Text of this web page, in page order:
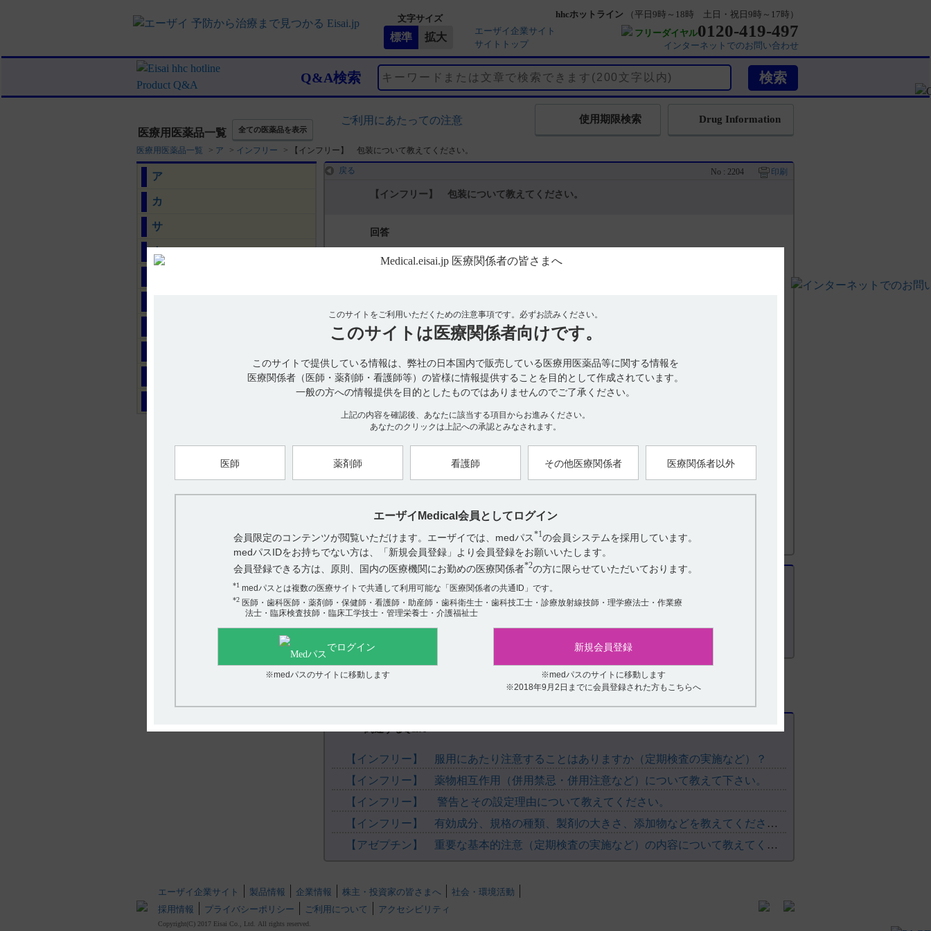
文字サイズ
エーザイ企業サイト
サイトトップ
hhcホットライン
（平日9時～18時 土日・祝日9時～17時）
フリーダイヤル0120-419-497
インターネットでのお問い合わせ
Q&A検索
医療用医薬品一覧 全ての医薬品を表示
ご利用にあたっての注意 Drug Information
使用期限検索
医療用医薬品一覧 > ア > インフリー > 【インフリー】 包装について教えてください。
ア
カ
サ
タ
このサイトをご利用いただくための注意事項です。 必ずお読みください。
このサイトは 医療関係者向けです。
このサイトで提供している情報は、弊社の日本国内で販売している医療用医薬品等に関する情報を
医療関係者（医師・薬剤師・看護師等）の皆様に情報提供することを目的として作成されています。
一般の方への情報提供を目的としたものではありませんのでご了承ください。
上記の内容を確認後、あなたに該当する項目からお進みください。
あなたのクリックは上記への承認とみなされます。
医師 薬剤師 看護師 その他医療関係者 医療関係者以外
エーザイMedical会員としてログイン
会員限定のコンテンツが閲覧いただけます。エーザイでは、medパス*1の会員システムを採用しています。
medパスIDをお持ちでない方は、「新規会員登録」より会員登録をお願いいたします。
会員登録できる方は、原則、国内の医療機関にお勤めの医療関係者*2の方に限らせていただいております。
*1medパスとは複数の医療サイトで共通して利用可能な「医療関係者の共通ID」です。
*2医師・歯科医師・薬剤師・保健師・看護師・助産師・歯科衛生士・歯科技工士・診療放射線技師・理学療法士・作業療
法士・臨床検査技師・臨床工学技士・管理栄養士・介護福祉士
でログイン
※medパスのサイトに移動します
新規会員登録
※medパスのサイトに移動します
※2018年9月2日までに会員登録された方もこちらへ
戻る No : 2204 印刷
【インフリー】 包装について教えてください。
回答
電子添文及びインタビューフォームには、包装に関する以下の記載があります。
100カプセル［10カプセル（PTP）×10、乾燥剤入り］、1,000カプセル［10カプセル（PTP）×100、乾燥剤入
り］
＜インフリーSカプセル200mg＞
セル（PTP）×100］
■容器の材質（引用2）
PTP：ポリプロピレン、アルミ箔
袋：アルミ袋
インフリーSカプセル200mg
PTP：ポリプロピレン、アルミ箔
2）インフリーカプセル100mg・Sカプセル200mgインタビューフォーム 2023年1月改訂（第8版） IV．製剤に
関する項目 10．容器・包装 （4）容器の材質
2024年5月
役に立った
役に立たなかった
関連するQ&A
【インフリー】 服用にあたり注意することはありますか（定期検査の実施など）？
【インフリー】 薬物相互作用（併用禁忌・併用注意など）について教えて下さい。
【インフリー】 警告とその設定理由について教えてください。
【インフリー】 有効成分、規格の種類、製剤の大きさ、添加物などを教えてください。
【アゼプチン】 重要な基本的注意（定期検査の実施など）の内容について教えてください。
エーザイ企業サイト 製品情報 企業情報 株主・投資家の皆さまへ
社会・環境活動
採用情報
プライバシーポリシー ご利用について アクセシビリティ
Copyright(C) 2017 Eisai Co., Ltd. All rights reserved.